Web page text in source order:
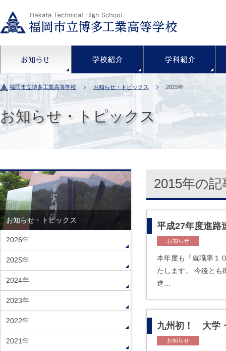
福岡市立博多工業高等学校 お知らせ・トピックス 2015年
お知らせ・トピックス
2015年の記
平成27年度進
お知らせ
本年度も「就職率１
たします。 今
進…
九州初！ 大学
お知らせ
お知らせ・トピックス
2026年
2025年
2024年
2023年
2022年
2021年